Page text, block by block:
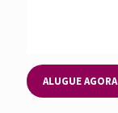
ALUGUE AGORA